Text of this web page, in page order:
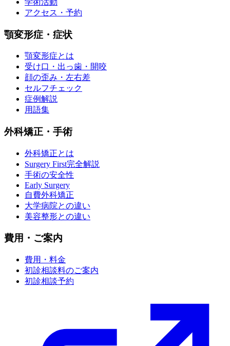
アクセス・予約
顎変形症・症状
顎変形症とは
受け口・出っ歯・開咬
顔の歪み・左右差
セルフチェック
症例解説
用語集
外科矯正・手術
外科矯正とは
Surgery First完全解説
手術の安全性
Early Surgery
自費外科矯正
大学病院との違い
美容整形との違い
費用・ご案内
費用・料金
初診相談料のご案内
初診相談予約